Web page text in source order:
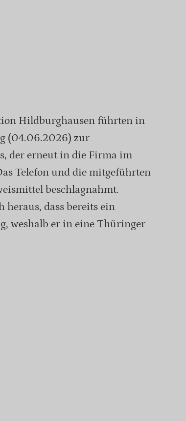
Hildburghausen führten in
(04.06.2026) zur
der erneut in die Firma im
Telefon und die mitgeführten
beschlagnahmt.
dass bereits ein
weshalb er in eine Thüringer